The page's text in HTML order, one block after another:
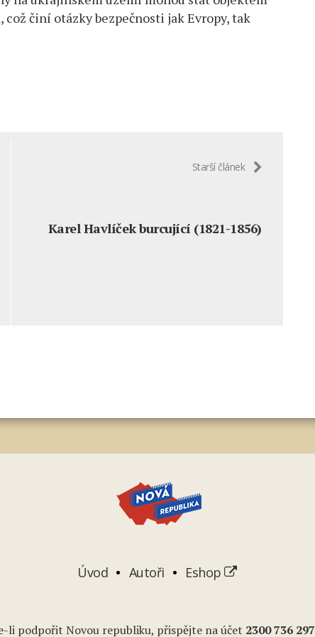
činí otázky bezpečnosti jak Evropy, tak
Starší článek
Karel Havlíček burcující (1821-1856)
Úvod Autoři Eshop
li podpořit Novou republiku, přispějte na účet 2300 736 297